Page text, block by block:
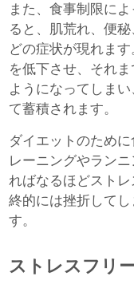
また、食事制限に
ると、肌荒れ、便
どの症状が現れま
を低下させ、それ
ようになってしま
て蓄積されます。
ダイエットのため
レーニングやラン
ればなるほどスト
終的には挫折して
す。
ストレスフリ